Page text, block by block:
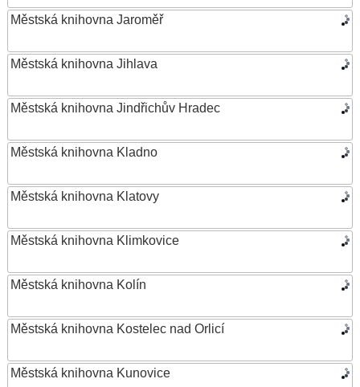
Městská knihovna Jaroměř
Městská knihovna Jihlava
Městská knihovna Jindřichův Hradec
Městská knihovna Kladno
Městská knihovna Klatovy
Městská knihovna Klimkovice
Městská knihovna Kolín
Městská knihovna Kostelec nad Orlicí
Městská knihovna Kunovice